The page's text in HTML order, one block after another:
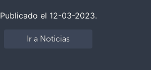
Publicado el 12-03-2023.
Ir a Noticias